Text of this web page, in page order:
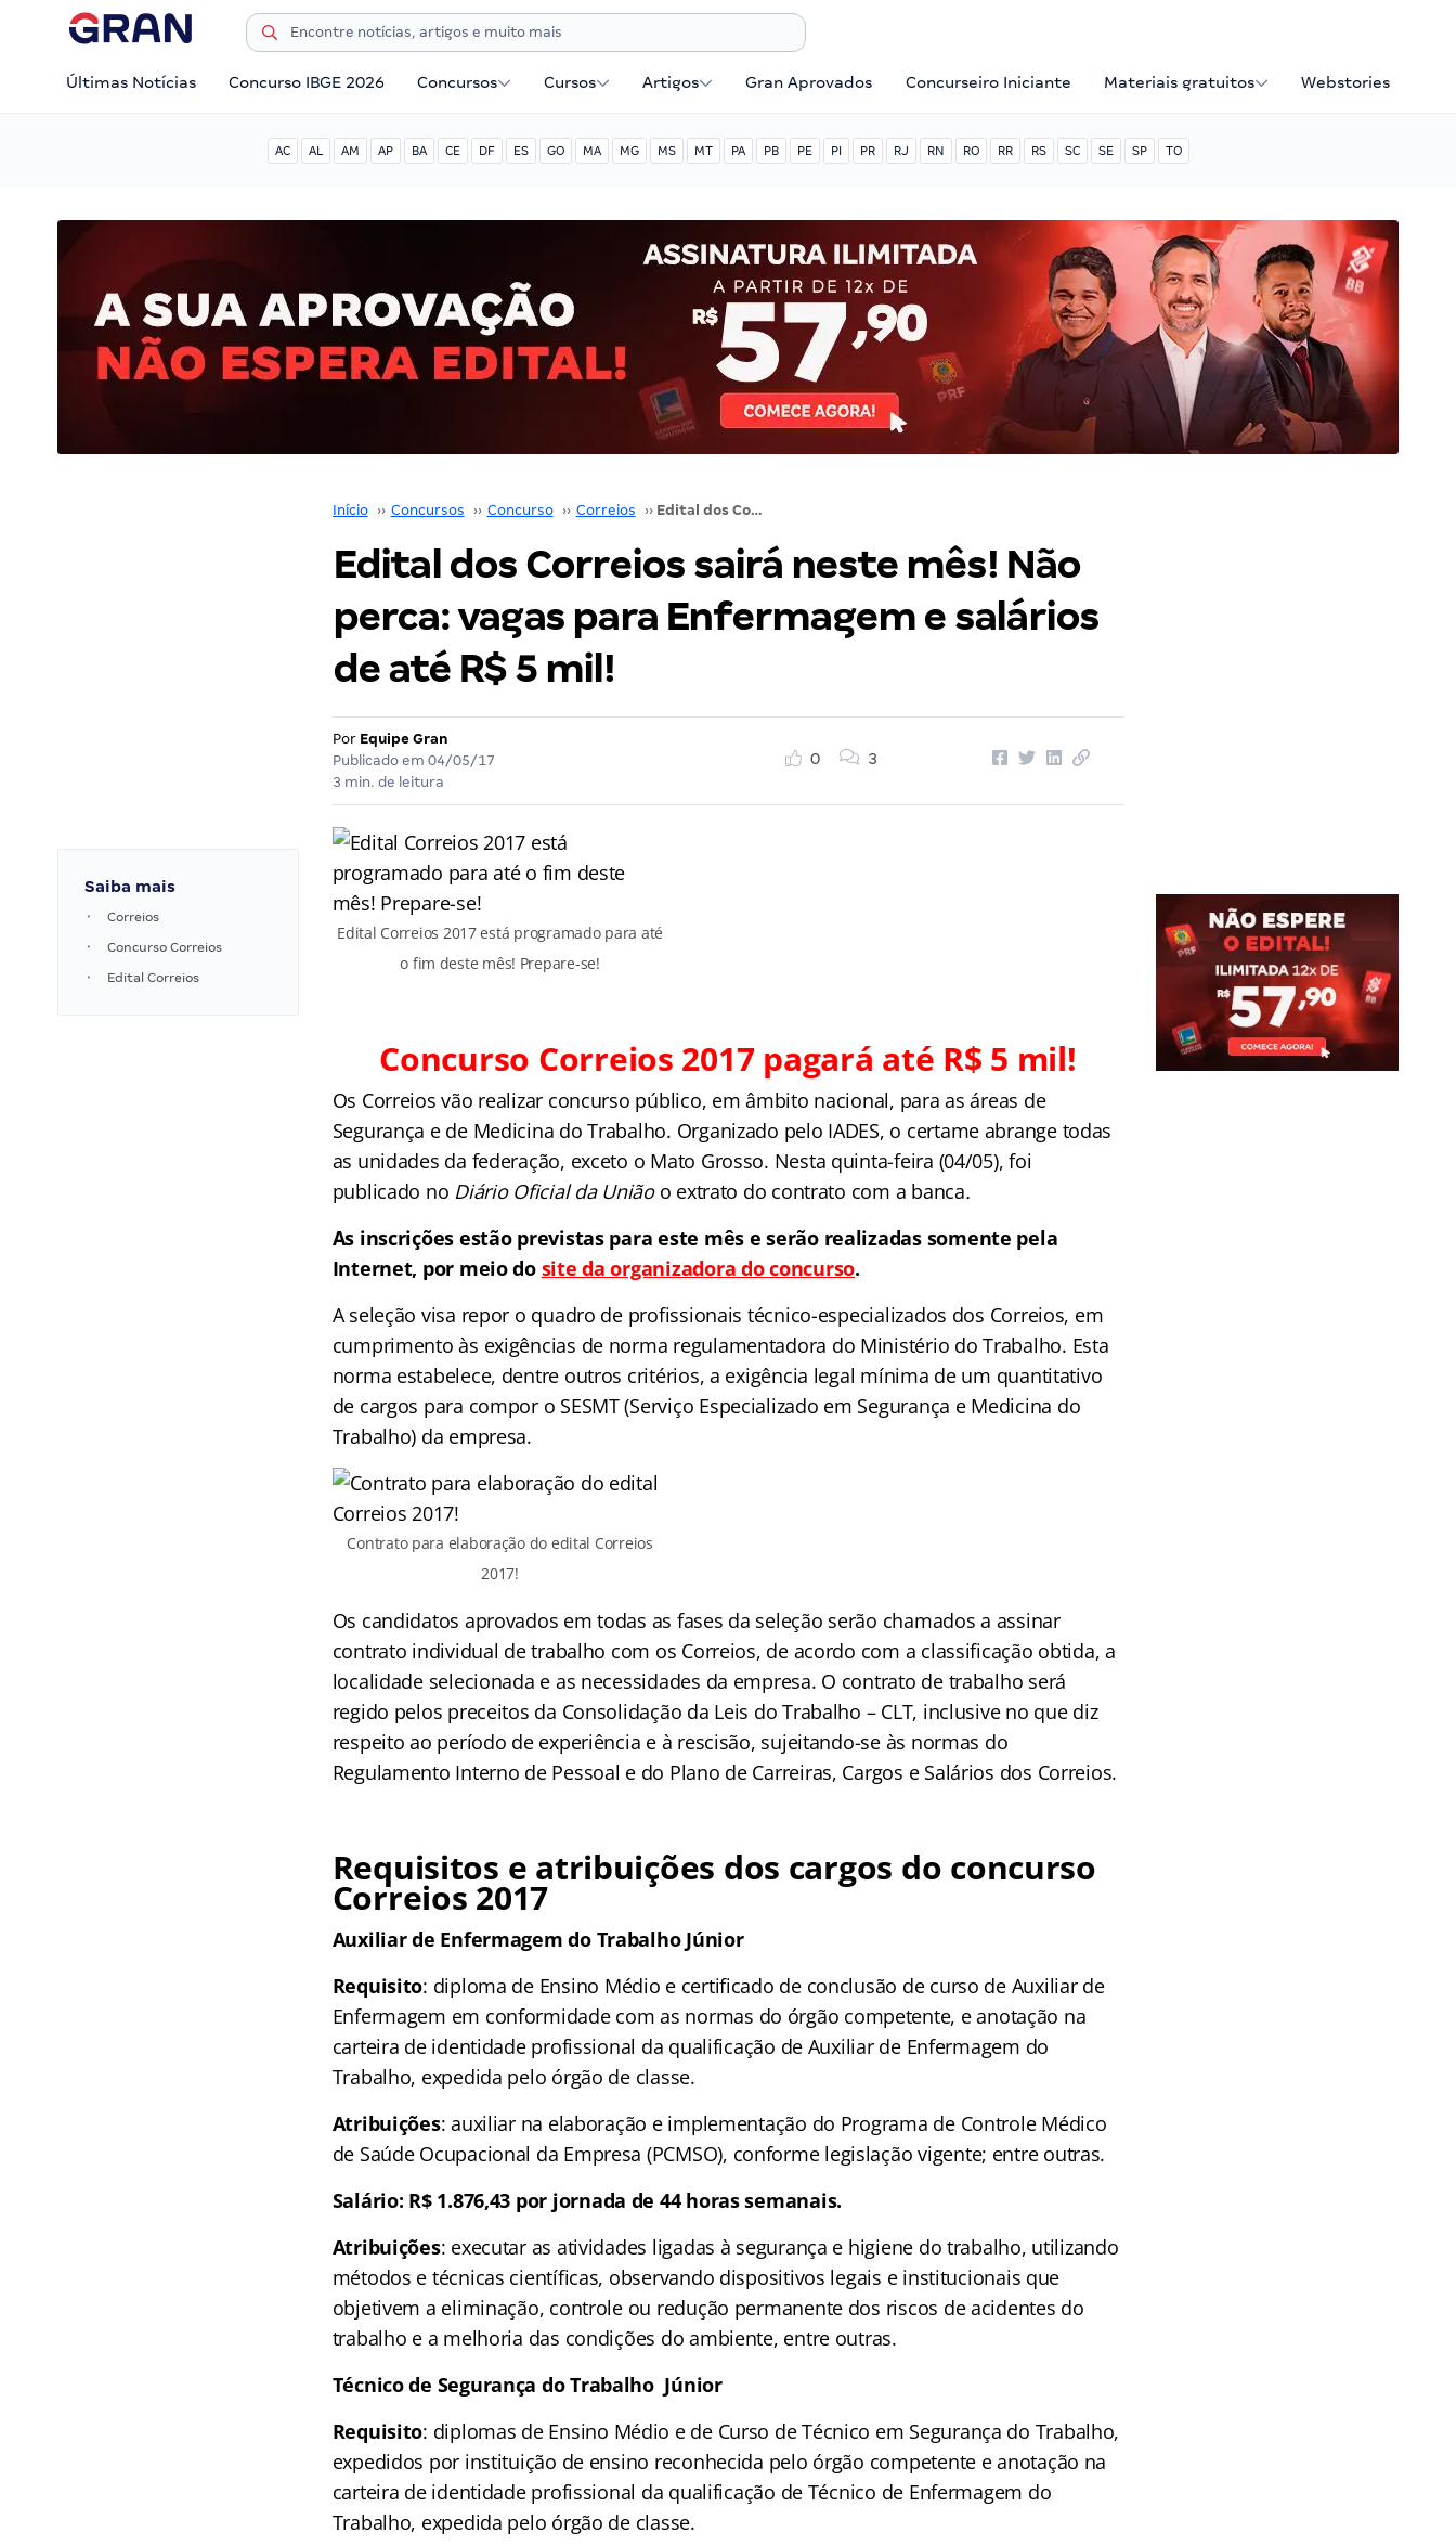
Últimas Notícias Concurso IBGE 2026 Concursos Cursos Artigos Gran Aprovados Concurseiro Iniciante Materiais gratuitos Webstories
AC AL AM AP BA CE DF ES GO MA MG MS MT PA PB PE PI PR RJ RN RO RR RS SC SE SP TO
Início ›› Concursos ›› Concurso ›› Correios ›› Edital dos Correios sairá neste mês! Não perca: vagas para Enfermagem e salários de até R$ 5 mil!
Edital dos Correios sairá neste mês! Não
perca: vagas para Enfermagem e salários
de até R$ 5 mil!
Por Equipe Gran
Publicado em 04/05/17
3 min. de leitura
0 3
Saiba mais
Correios
Concurso Correios
Edital Correios
Edital Correios 2017 está programado para até
o fim deste mês! Prepare-se!
Concurso Correios 2017 pagará até R$ 5 mil!
Os Correios vão realizar concurso público, em âmbito nacional, para as áreas de
Segurança e de Medicina do Trabalho. Organizado pelo IADES, o certame abrange todas
as unidades da federação, exceto o Mato Grosso. Nesta quinta-feira (04/05), foi
publicado no Diário Oficial da União o extrato do contrato com a banca.
As inscrições estão previstas para este mês e serão realizadas somente pela
Internet, por meio do site da organizadora do concurso.
A seleção visa repor o quadro de profissionais técnico-especializados dos Correios, em
cumprimento às exigências de norma regulamentadora do Ministério do Trabalho. Esta
norma estabelece, dentre outros critérios, a exigência legal mínima de um quantitativo
de cargos para compor o SESMT (Serviço Especializado em Segurança e Medicina do
Trabalho) da empresa.
Contrato para elaboração do edital Correios
2017!
Os candidatos aprovados em todas as fases da seleção serão chamados a assinar
contrato individual de trabalho com os Correios, de acordo com a classificação obtida, a
localidade selecionada e as necessidades da empresa. O contrato de trabalho será
regido pelos preceitos da Consolidação da Leis do Trabalho – CLT, inclusive no que diz
respeito ao período de experiência e à rescisão, sujeitando-se às normas do
Regulamento Interno de Pessoal e do Plano de Carreiras, Cargos e Salários dos Correios.
Requisitos e atribuições dos cargos do concurso
Correios 2017
Auxiliar de Enfermagem do Trabalho Júnior
Requisito: diploma de Ensino Médio e certificado de conclusão de curso de Auxiliar de
Enfermagem em conformidade com as normas do órgão competente, e anotação na
carteira de identidade profissional da qualificação de Auxiliar de Enfermagem do
Trabalho, expedida pelo órgão de classe.
Atribuições: auxiliar na elaboração e implementação do Programa de Controle Médico
de Saúde Ocupacional da Empresa (PCMSO), conforme legislação vigente; entre outras.
Salário: R$ 1.876,43 por jornada de 44 horas semanais.
Atribuições: executar as atividades ligadas à segurança e higiene do trabalho, utilizando
métodos e técnicas científicas, observando dispositivos legais e institucionais que
objetivem a eliminação, controle ou redução permanente dos riscos de acidentes do
trabalho e a melhoria das condições do ambiente, entre outras.
Técnico de Segurança do Trabalho Júnior
Requisito: diplomas de Ensino Médio e de Curso de Técnico em Segurança do Trabalho,
expedidos por instituição de ensino reconhecida pelo órgão competente e anotação na
carteira de identidade profissional da qualificação de Técnico de Enfermagem do
Trabalho, expedida pelo órgão de classe.